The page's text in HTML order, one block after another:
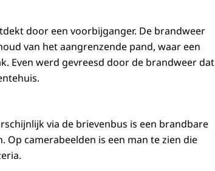
door een voorbijganger. De brandweer
van het aangrenzende pand, waar een
Even werd gevreesd door de brandweer dat
via de brievenbus is een brandbare
camerabeelden is een man te zien die